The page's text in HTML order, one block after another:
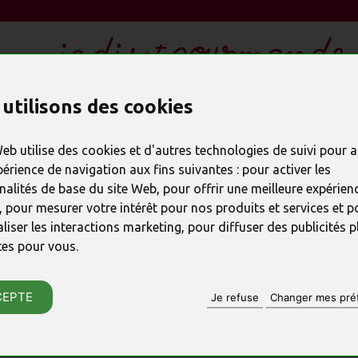
des cookies
utilise des cookies et d'autres technologies de suivi pour
de navigation aux fins suivantes : pour activer les
de base du site Web, pour offrir une meilleure
, pour mesurer votre intérêt pour nos produits et services et
les interactions marketing, pour diffuser des publicités
pour vous.
Je refuse Changer mes
À PARIS 6
à 14h15 et de 15h à 18h30
et 31 décembre 2025